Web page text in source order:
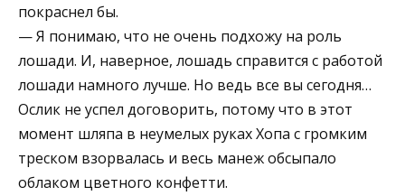
покраснел бы.
— Я понимаю, что не очень подхожу на роль
лошади. И, наверное, лошадь справится с работой
лошади намного лучше. Но ведь все вы сегодня…
Ослик не успел договорить, потому что в этот
момент шляпа в неумелых руках Хопа с громким
треском взорвалась и весь манеж обсыпало
облаком цветного конфетти.